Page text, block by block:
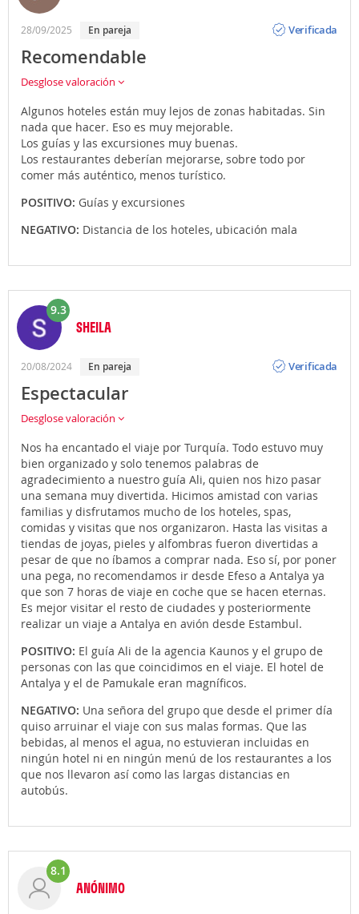
28/09/2025 En pareja
Verificada
Recomendable
Desglose valoración
Algunos hoteles están muy lejos de zonas habitadas. Sin
nada que hacer. Eso es muy mejorable.
Los guías y las excursiones muy buenas.
Los restaurantes deberían mejorarse, sobre todo por
comer más auténtico, menos turístico.
POSITIVO: Guías y excursiones
NEGATIVO: Distancia de los hoteles, ubicación mala
9.3
SHEILA
20/08/2024 En pareja
Verificada
Espectacular
Desglose valoración
Nos ha encantado el viaje por Turquía. Todo estuvo muy
bien organizado y solo tenemos palabras de
agradecimiento a nuestro guía Ali, quien nos hizo pasar
una semana muy divertida. Hicimos amistad con varias
familias y disfrutamos mucho de los hoteles, spas,
comidas y visitas que nos organizaron. Hasta las visitas a
tiendas de joyas, pieles y alfombras fueron divertidas a
pesar de que no íbamos a comprar nada. Eso sí, por poner
una pega, no recomendamos ir desde Efeso a Antalya ya
que son 7 horas de viaje en coche que se hacen eternas.
Es mejor visitar el resto de ciudades y posteriormente
realizar un viaje a Antalya en avión desde Estambul.
POSITIVO: El guía Ali de la agencia Kaunos y el grupo de
personas con las que coincidimos en el viaje. El hotel de
Antalya y el de Pamukale eran magníficos.
NEGATIVO: Una señora del grupo que desde el primer día
quiso arruinar el viaje con sus malas formas. Que las
bebidas, al menos el agua, no estuvieran incluidas en
ningún hotel ni en ningún menú de los restaurantes a los
que nos llevaron así como las largas distancias en
autobús.
8.1
ANÓNIMO